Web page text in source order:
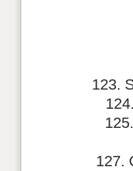
123.
127.